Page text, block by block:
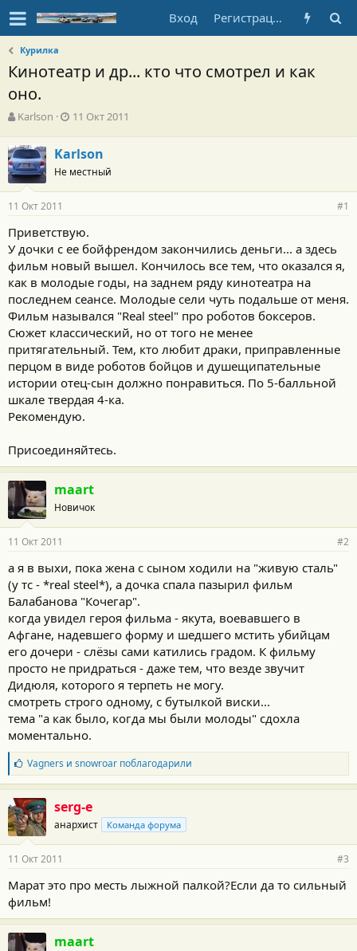
Вход Регистрация
Курилка
Кинотеатр и др... кто что смотрел и как
оно.
А
т
о
р
т
е
м
ы
Karlson
Д
а
н
а
л
а
11 Окт 2011
Karlson
Не местный
11 Окт 2011 #1
Приветствую.
У дочки с ее бойфрендом закончились деньги... а здесь
фильм новый вышел. Кончилось все тем, что оказался я,
как в молодые годы, на заднем ряду кинотеатра на
последнем сеансе. Молодые сели чуть подальше от меня.
Фильм назывался "Real steel" про роботов боксеров.
Сюжет классический, но от того не менее
притягательный. Тем, кто любит драки, приправленные
перцом в виде роботов бойцов и душещипательные
истории отец-сын должно понравиться. По 5-балльной
шкале твердая 4-ка.
Рекомендую.
Присоединяйтесь.
maart
Новичок
11 Окт 2011 #2
а я в выхи, пока жена с сыном ходили на "живую сталь"
(у тс - *real steel*), а дочка спала пазырил фильм
Балабанова "Кочегар".
когда увидел героя фильма - якута, воевавшего в
Афгане, надевшего форму и шедшего мстить убийцам
его дочери - слёзы сами катились градом. К фильму
просто не придраться - даже тем, что везде звучит
Дидюля, которого я терпеть не могу.
смотреть строго одному, с бутылкой виски...
тема "а как было, когда мы были молоды" сдохла
моментально.
Б
л
а
г
о
д
а
н
с
т
и
:
Vagners и snowroarпоблагодарили
serg-e
анархист Команда форума
11 Окт 2011 #3
Марат это про месть лыжной палкой?Если да то сильный
фильм!
maart